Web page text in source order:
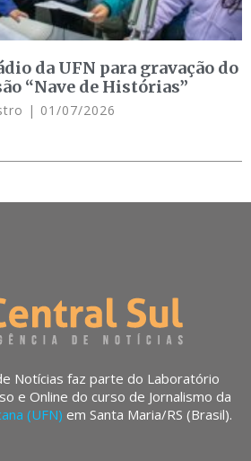
da UFN para gravação do
“Nave de Histórias”
01/07/2026
Notícias faz parte do Laboratório
e Online do curso de Jornalismo da
(UFN) em Santa Maria/RS (Brasil).